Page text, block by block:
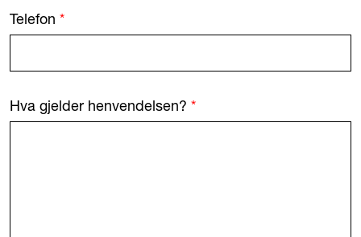
Telefon *
Hva gjelder henvendelsen? *